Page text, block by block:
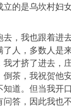
的是乌坎村妇
，我也跟着进
人，多数人是
才挤了进去，
茶，我祝贺他
道。但当我开
答，因此我也